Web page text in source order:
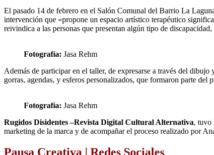
El pasado 14 de febrero en el Salón Comunal del Barrio La
intervención que «propone un espacio artístico terapéutico
reivindica a las personas que presentan algún tipo de
Fotografía: Jasa Rehm
Además de participar en el taller, de expresarse a través del
gorras, agendas, y esferos personalizados, que formaron parte
Fotografía: Jasa Rehm
Rugidos Disidentes –Revista Digital Cultural Alternativa, tuvo
marketing de la marca y de acompañar el proceso realizado por
Pausa Creativa | Redes Sociales